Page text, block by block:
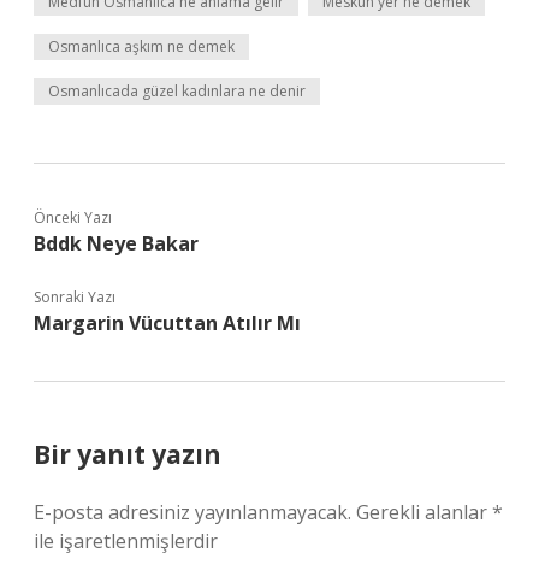
Osmanlıca aşkım ne demek
Osmanlıcada güzel kadınlara ne denir
Önceki Yazı
Bddk Neye Bakar
Sonraki Yazı
Margarin Vücuttan Atılır Mı
Bir yanıt yazın
E-posta adresiniz yayınlanmayacak. Gerekli alanlar*
ile işaretlenmişlerdir